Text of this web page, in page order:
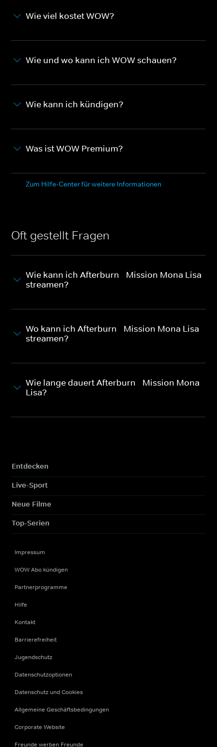
Wie viel kostet WOW?
Wie und wo kann ich WOW schauen?
Wie kann ich kündigen?
Was ist WOW Premium?
Zum Hilfe-Center für weitere Informationen
Oft gestellt Fragen
Wie kann ich Afterburn - Mission Mona Lisa
streamen?
Wo kann ich Afterburn - Mission Mona Lisa
streamen?
Wie lange dauert Afterburn - Mission Mona
Lisa?
Entdecken
Live-Sport
Neue Filme
Top-Serien
Impressum
WOW Abo kündigen
Partnerprogramme
Hilfe
Kontakt
Barrierefreiheit
Jugendschutz
Datenschutzoptionen
Datenschutz und Cookies
Allgemeine Geschäftsbedingungen
Corporate Website
Freunde werben Freunde